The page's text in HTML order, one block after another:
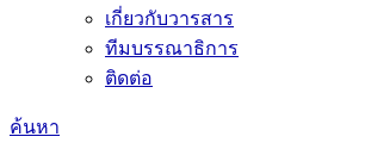
เกี่ยวกับวารสาร
ทีมบรรณาธิการ
ติดต่อ
ค้นหา